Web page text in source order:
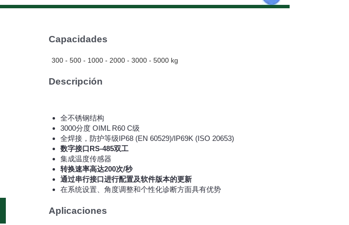
Capacidades
300 - 500 - 1000 - 2000 - 3000 - 5000 kg
Descripción
全不锈钢结构
3000分度 OIML R60 C级
全焊接，防护等级IP68 (EN 60529)/IP69K (ISO 20653)
数字接口RS-485双工
集成温度传感器
转换速率高达200次/秒
通过串行接口进行配置及软件版本的更新
在系统设置、角度调整和个性化诊断方面具有优势
Aplicaciones